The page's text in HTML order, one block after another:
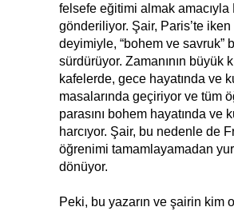
felsefe eğitimi almak amacıyla
gönderiliyor. Şair, Paris’te iken
deyimiyle, “bohem ve savruk”
sürdürüyor. Zamanının büyük
kafelerde, gece hayatında ve
masalarında geçiriyor ve tüm
parasını bohem hayatında ve
harcıyor. Şair, bu nedenle de
öğrenimi tamamlayamadan
dönüyor.
Peki, bu yazarın ve şairin kim